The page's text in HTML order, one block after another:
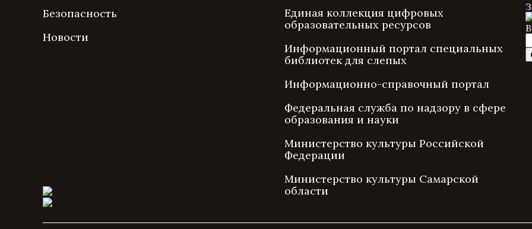
Безопасность
Новости
Единая коллекция цифровых
образовательных ресурсов
Информационный портал специальных
библиотек для слепых
Информационно-справочный портал
Федеральная служба по надзору в сфере
образования и науки
Министерство культуры Российской
Федерации
Министерство культуры Самарской
области